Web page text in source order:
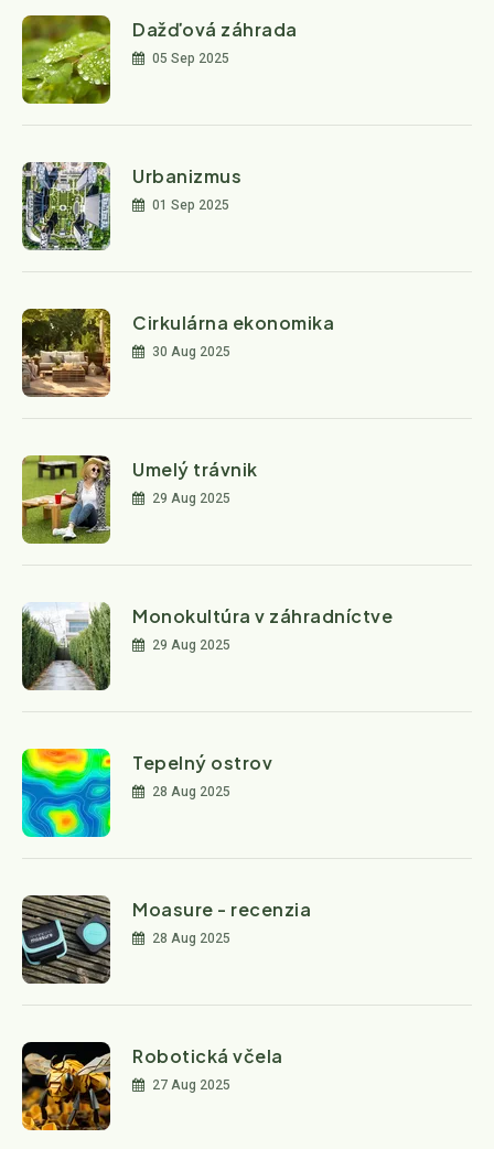
Dažďová záhrada
05 Sep 2025
Urbanizmus
01 Sep 2025
Cirkulárna ekonomika
30 Aug 2025
Umelý trávnik
29 Aug 2025
Monokultúra v záhradníctve
29 Aug 2025
Tepelný ostrov
28 Aug 2025
Moasure - recenzia
28 Aug 2025
Robotická včela
27 Aug 2025